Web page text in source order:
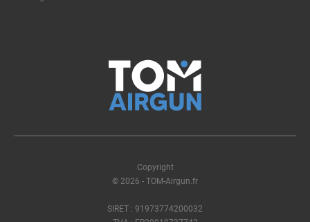
Copyright
© 2026 - TOM-Airgun.fr
SIRET : 91973774200032